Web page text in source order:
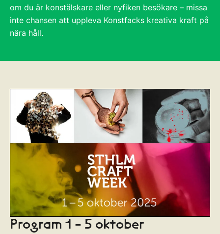
om du är konstälskare eller nyfiken besökare – missa
inte chansen att uppleva Konstfacks kreativa kraft på
nära håll.
Program 1 - 5 oktober